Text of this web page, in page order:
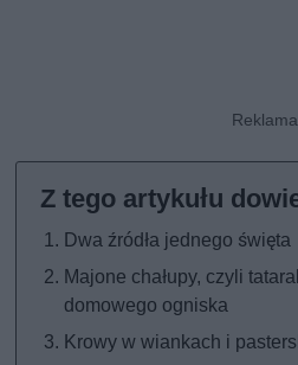
Dwa źródła jednego święta
Majone chałupy, czyli
domowego ogniska
Krowy w wiankach i